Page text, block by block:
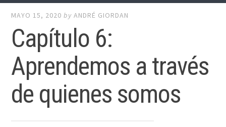
MAYO 15, 2020 byANDRÉ GIORDAN
Capítulo 6:
Aprendemos a través
de quienes somos